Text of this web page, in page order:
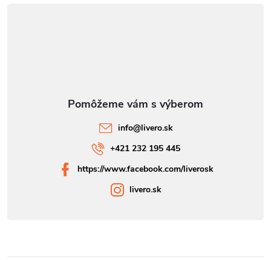
info@livero.sk
+421 232 195 445
https://www.facebook.com/liverosk
livero.sk